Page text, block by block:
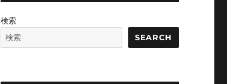
検索
SEARCH